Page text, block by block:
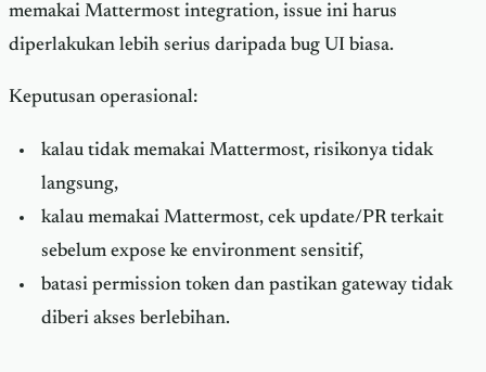
memakai Mattermost integration, issue ini harus
diperlakukan lebih serius daripada bug UI biasa.
Keputusan operasional:
kalau tidak memakai Mattermost, risikonya tidak
langsung,
kalau memakai Mattermost, cek update/PR terkait
sebelum expose ke environment sensitif,
batasi permission token dan pastikan gateway tidak
diberi akses berlebihan.